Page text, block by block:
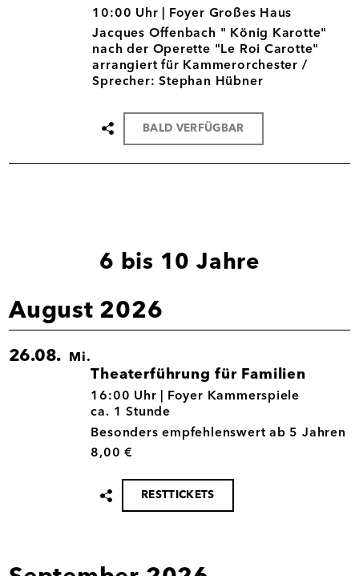
11.03.
10:00 Uhr |
Foyer Großes Haus
Jacques Offenbach " König Karotte"
nach der Operette "Le Roi Carotte"
arrangiert für Kammerorchester /
Sprecher: Stephan Hübner
Termin
teilen
BALD VERFÜGBAR
6 bis 10 Jahre
August 2026
26.08. Mi.
Theaterführung für Familien
26.08.
16:00 Uhr |
Foyer Kammerspiele
ca. 1 Stunde
Besonders empfehlenswert ab 5 Jahren
8,00 €
Termin
teilen
RESTTICKETS